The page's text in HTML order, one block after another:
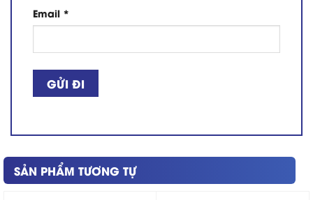
Email *
SẢN PHẨM TƯƠNG TỰ